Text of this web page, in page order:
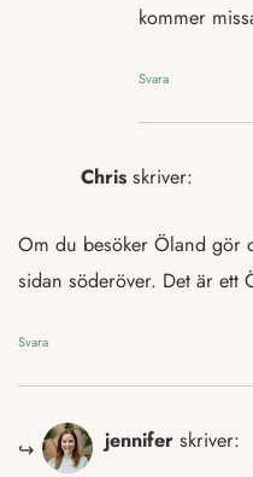
kommer
Svara
Chris skriver:
Om du besöker Öland gör
sidan söderöver. Det är ett
Svara
jennifer skriver: